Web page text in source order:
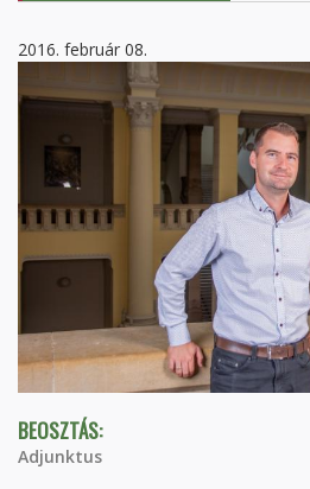
2016. február 08.
BEOSZTÁS:
Adjunktus